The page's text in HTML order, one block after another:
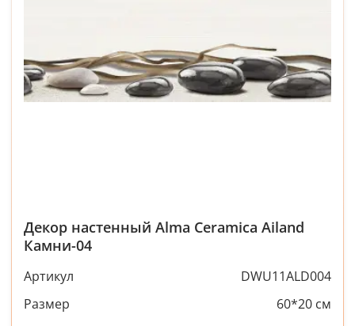
Декор настенный Alma Ceramica Ailand
Камни-04
Артикул
DWU11ALD004
Размер
60*20 см